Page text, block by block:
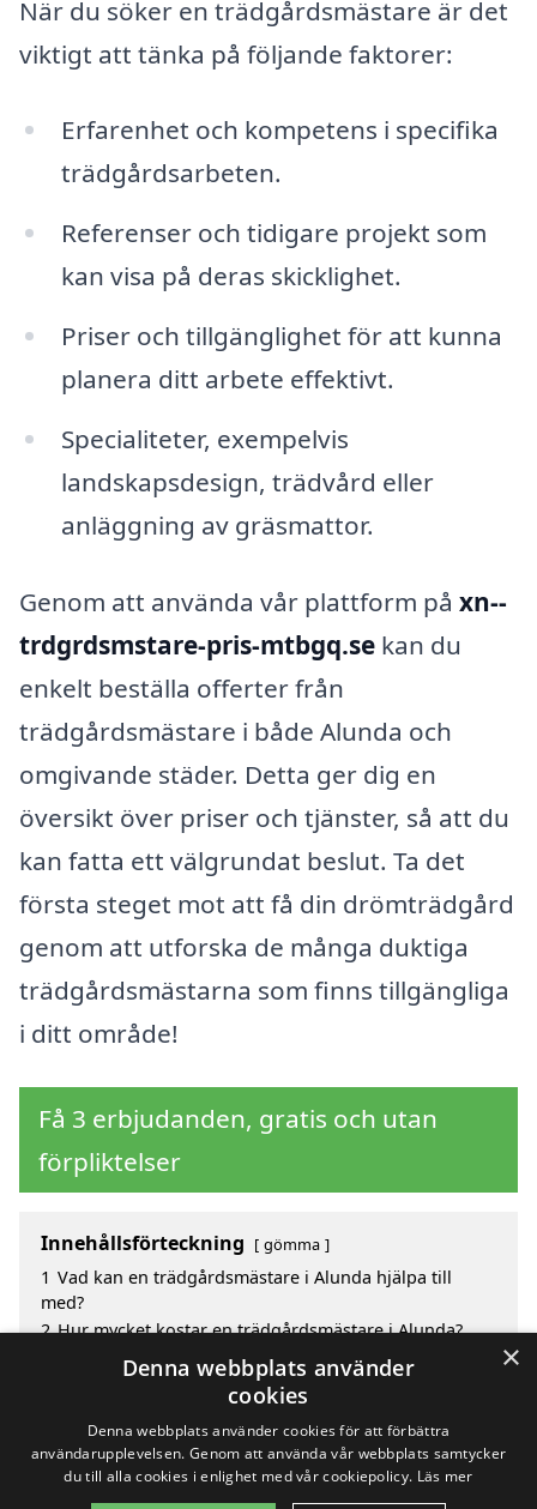
När du söker en trädgårdsmästare är det
viktigt att tänka på följande faktorer:
Erfarenhet och kompetens i specifika
trädgårdsarbeten.
Referenser och tidigare projekt som
kan visa på deras skicklighet.
Priser och tillgänglighet för att kunna
planera ditt arbete effektivt.
Specialiteter, exempelvis
landskapsdesign, trädvård eller
anläggning av gräsmattor.
Genom att använda vår plattform på xn--
trdgrdsmstare-pris-mtbgq.se kan du
enkelt beställa offerter från
trädgårdsmästare i både Alunda och
omgivande städer. Detta ger dig en
översikt över priser och tjänster, så att du
kan fatta ett välgrundat beslut. Ta det
första steget mot att få din drömträdgård
genom att utforska de många duktiga
trädgårdsmästarna som finns tillgängliga
i ditt område!
Få 3 erbjudanden, gratis och utan
förpliktelser
Innehållsförteckning gömma
1 Vad kan en trädgårdsmästare i Alunda hjälpa till
med?
2 Hur mycket kostar en trädgårdsmästare i Alunda?
Fördelar med att välja trädgårdsmästare i Alunda
Sök efter en skicklig trädgårdsmästare i de
omgivande städerna Alunda
×
Denna webbplats använder
cookies
Denna webbplats använder cookies för att förbättra
användarupplevelsen. Genom att använda vår webbplats samtycker
du till alla cookies i enlighet med vår cookiepolicy. Läs mer